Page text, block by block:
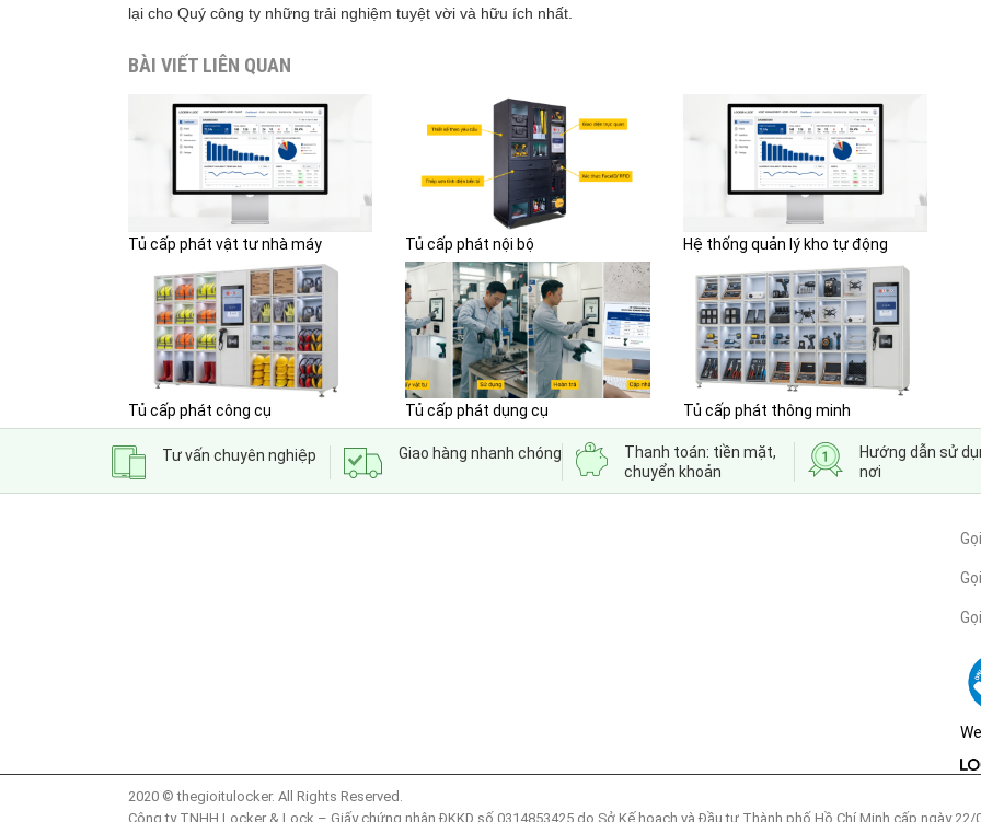
lại cho Quý công ty những trải nghiệm tuyệt vời và hữu ích nhất.
BÀI VIẾT LIÊN QUAN
Tủ cấp phát vật tư nhà máy Tủ cấp phát nội bộ Hệ thống quản lý kho tự động
Tủ cấp phát công cụ Tủ cấp phát dụng cụ Tủ cấp phát thông minh
Tư vấn chuyên nghiệp Giao hàng nhanh chóng
Thanh toán: tiền mặt,
chuyển khoản
Hướng dẫn sử
nơi
2020 © thegioitulocker. All Rights Reserved.
Công ty TNHH Locker & Lock – Giấy chứng nhận ĐKKD số 0314853425 do Sở Kế hoạch và Đầu tư Thành phố Hồ Chí Minh cấp ngày 22/